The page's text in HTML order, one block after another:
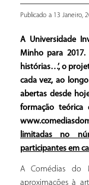
Publicado a 13 Janeiro,
A Universidade
Minho para
histórias…’, o
cada vez, ao
abertas desde
formação
limitadas no
participantes em
A Comédias do
aproximações à